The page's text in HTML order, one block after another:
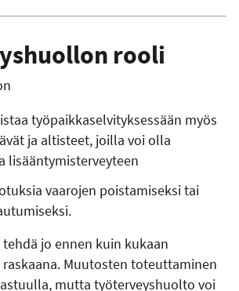
rooli
työpaikkaselvityksessään myös
ja altisteet, joilla voi olla
lisääntymisterveyteen
vaarojen poistamiseksi tai
jo ennen kuin kukaan
Muutosten toteuttaminen
mutta työterveyshuolto voi